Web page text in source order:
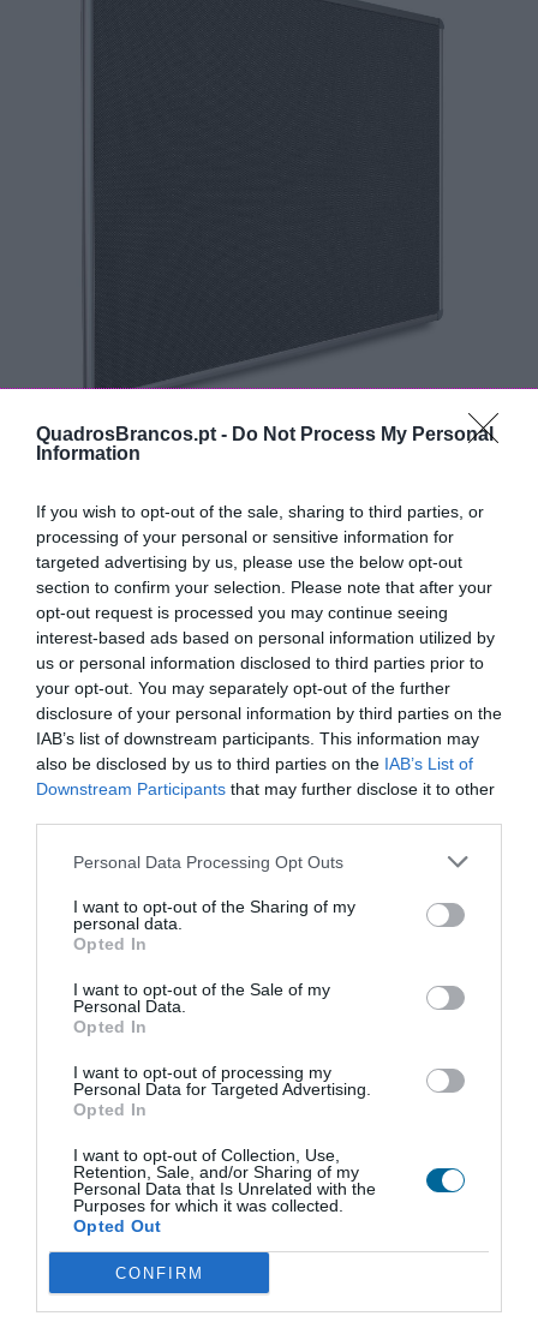
QuadrosBrancos.pt - Do Not Process My Personal
Information
If you wish to opt-out of the sale, sharing to third parties, or
processing of your personal or sensitive information for
targeted advertising by us, please use the below opt-out
section to confirm your selection. Please note that after your
opt-out request is processed you may continue seeing
interest-based ads based on personal information utilized by
us or personal information disclosed to third parties prior to
your opt-out. You may separately opt-out of the further
disclosure of your personal information by third parties on the
IAB’s list of downstream participants. This information may
also be disclosed by us to third parties on the IAB’s List of
Downstream Participants that may further disclose it to other
Personal Data Processing Opt Outs
I want to opt-out of the Sharing of my
personal data.
Opted In
I want to opt-out of the Sale of my
Personal Data.
Opted In
I want to opt-out of processing my
Personal Data for Targeted Advertising.
Opted In
I want to opt-out of Collection, Use,
Retention, Sale, and/or Sharing of my
Personal Data that Is Unrelated with the
Purposes for which it was collected.
Opted Out
CONFIRM
120x200cm para pioneses de
parede ou com cavalete
Quadro expositor de aviso com 120x200cm revestido
a cortiça à cor natural, ou tecido em 4 cores à escolha,
para utilização com pioneses, de fixação à parede ou
utilização opcional em cavalete.
Tamanho Material
Moldura
cinza
lacado branco
lacado preto
moldura pinho natural 3cm
Opcionais
Quadro de Tecido cinza com 120x200cm
82,45 €
Medida total, incluindo moldura: 122.5 x 200 cm
101,41 € com IVA. Acrescem custos de entrega que podem ser simulados
clicando em "Comprar" e escolhendo a zona no carrinho de compras.